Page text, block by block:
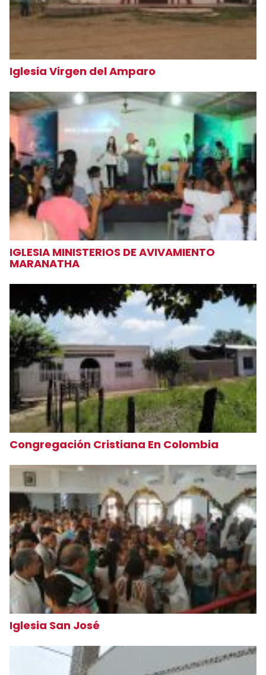
Iglesia Virgen del Amparo
IGLESIA MINISTERIOS DE AVIVAMIENTO
MARANATHA
Congregación Cristiana En Colombia
Iglesia San José